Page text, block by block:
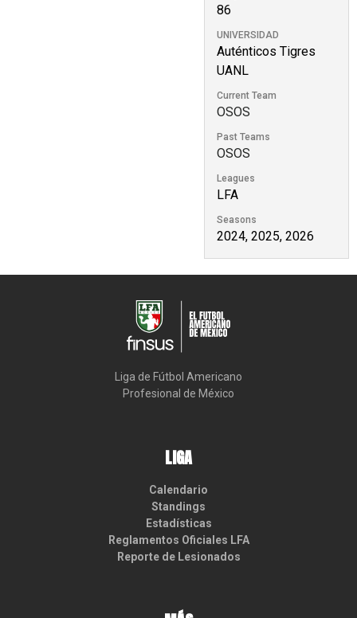
86
UNIVERSIDAD
Auténticos Tigres
UANL
Current Team
OSOS
Past Teams
OSOS
Leagues
LFA
Seasons
2024, 2025, 2026
Liga de Fútbol Americano
Profesional de México
LIGA
Calendario
Standings
Estadísticas
Reglamentos Oficiales LFA
Reporte de Lesionados